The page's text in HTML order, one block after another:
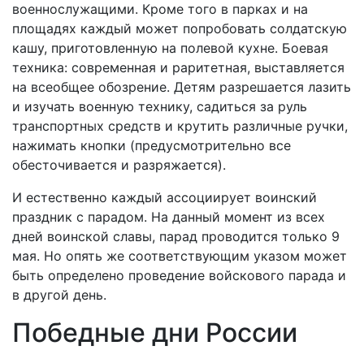
военнослужащими. Кроме того в парках и на
площадях каждый может попробовать солдатскую
кашу, приготовленную на полевой кухне. Боевая
техника: современная и раритетная, выставляется
на всеобщее обозрение. Детям разрешается лазить
и изучать военную технику, садиться за руль
транспортных средств и крутить различные ручки,
нажимать кнопки (предусмотрительно все
обесточивается и разряжается).
И естественно каждый ассоциирует воинский
праздник с парадом. На данный момент из всех
дней воинской славы, парад проводится только 9
мая. Но опять же соответствующим указом может
быть определено проведение войскового парада и
в другой день.
Победные дни России